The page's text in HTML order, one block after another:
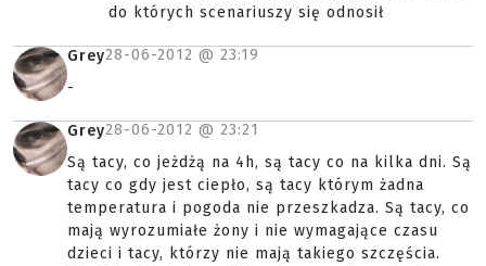
do których scenariuszy się odnosił
Grey28-06-2012 @ 23:19
-
Grey28-06-2012 @ 23:21
Są tacy, co jeżdżą na 4h, są tacy co na kilka dni. Są
tacy co gdy jest ciepło, są tacy którym żadna
temperatura i pogoda nie przeszkadza. Są tacy, co
mają wyrozumiałe żony i nie wymagające czasu
dzieci i tacy, którzy nie mają takiego szczęścia.